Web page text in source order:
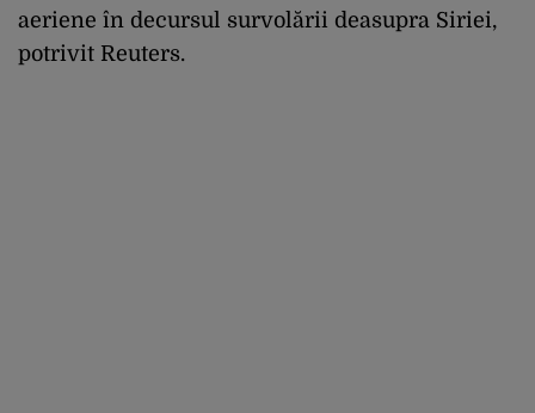
aeriene în decursul survolării deasupra Siriei,
potrivit Reuters.